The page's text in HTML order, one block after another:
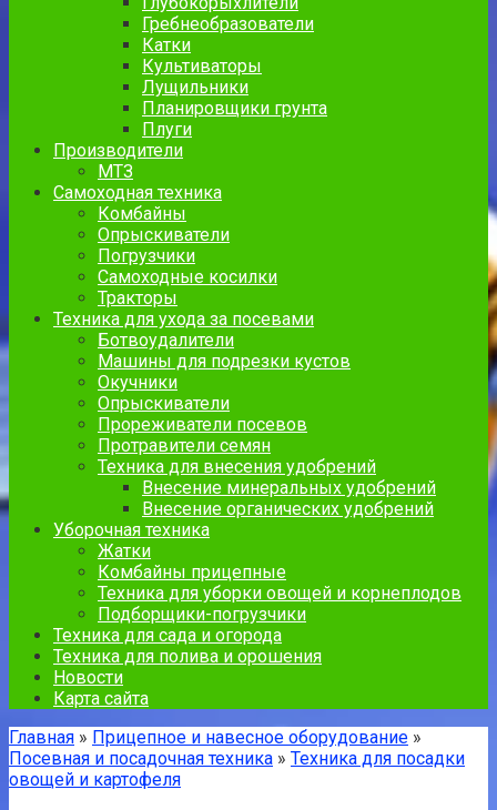
Гребнеобразователи
Катки
Культиваторы
Лущильники
Планировщики грунта
Плуги
Производители
МТЗ
Самоходная техника
Комбайны
Опрыскиватели
Погрузчики
Самоходные косилки
Тракторы
Техника для ухода за посевами
Ботвоудалители
Машины для подрезки кустов
Окучники
Опрыскиватели
Прореживатели посевов
Протравители семян
Техника для внесения удобрений
Внесение минеральных удобрений
Внесение органических удобрений
Уборочная техника
Жатки
Комбайны прицепные
Техника для уборки овощей и корнеплодов
Подборщики-погрузчики
Техника для сада и огорода
Техника для полива и орошения
Новости
Карта сайта
Главная » Прицепное и навесное оборудование »
Посевная и посадочная техника » Техника для посадки
овощей и картофеля